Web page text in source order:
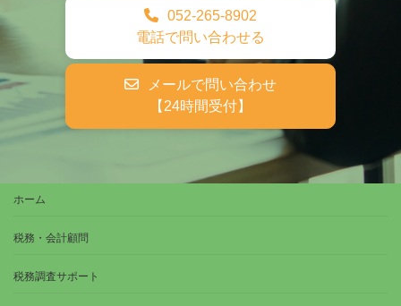
052-265-8902
電話で問い合わせる
メールで問い合わせ
【24時間受付】
ホーム
税務・会計顧問
税務調査サポート